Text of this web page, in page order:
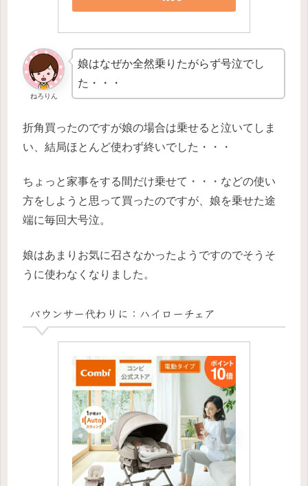
ねろりん
娘はなぜか全然乗りたがらず号泣でし
た・・・
折角買ったのですが娘の場合は乗せると泣いてしま
い、結局ほとんど使わず終いでした・・・
ちょっと家事をする間だけ乗せて・・・などの使い
方をしようと思って買ったのですが、娘を乗せた途
端に毎回大号泣。
娘はあまりお気に召さなかったようですのでそうそ
うに使わなくなりました。
バウンサー代わりに：ハイローチェア